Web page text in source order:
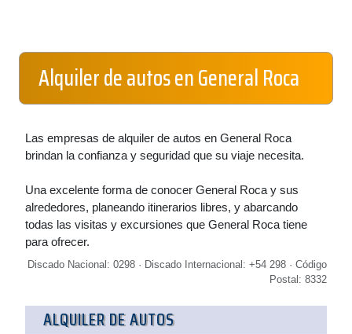
Alquiler de autos en General Roca
Las empresas de alquiler de autos en General Roca
brindan la confianza y seguridad que su viaje necesita.
Una excelente forma de conocer General Roca y sus
alrededores, planeando itinerarios libres, y abarcando
todas las visitas y excursiones que General Roca tiene
para ofrecer.
Discado Nacional: 0298 · Discado Internacional: +54 298 · Código
Postal: 8332
ALQUILER DE AUTOS